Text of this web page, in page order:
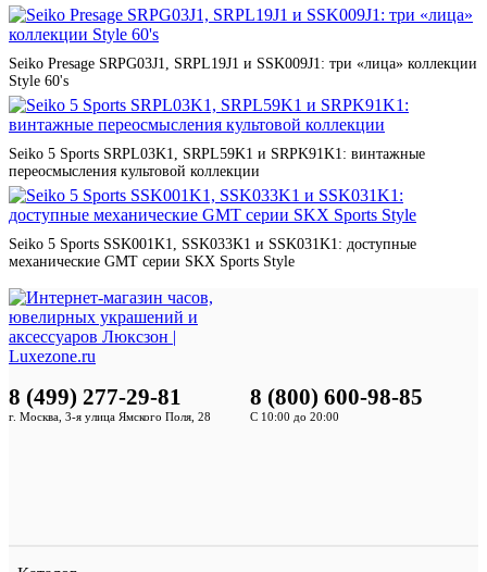
Seiko Presage SRPG03J1, SRPL19J1 и SSK009J1: три «лица» коллекции
Style 60's
Seiko 5 Sports SRPL03K1, SRPL59K1 и SRPK91K1: винтажные
переосмысления культовой коллекции
Seiko 5 Sports SSK001K1, SSK033K1 и SSK031K1: доступные
механические GMT серии SKX Sports Style
8 (499) 277-29-81
г. Москва, 3-я улица Ямского Поля, 28
8 (800) 600-98-85
С 10:00 до 20:00